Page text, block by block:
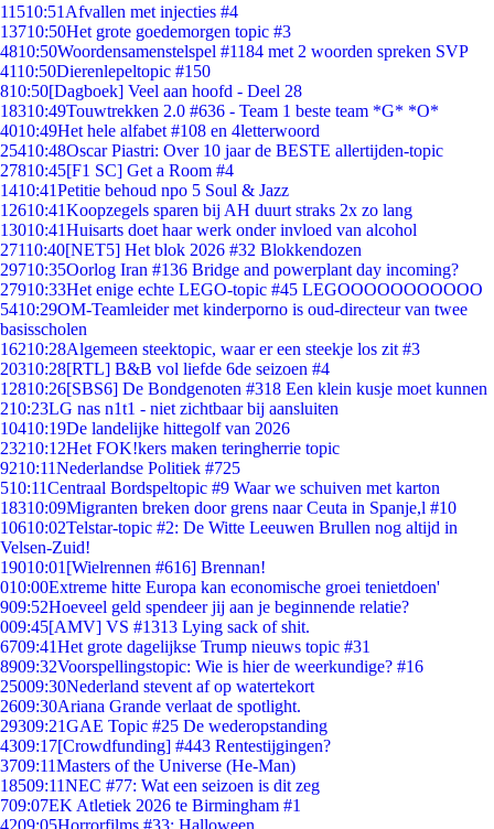
11510:51 Afvallen met injecties #4
13710:50Het grote goedemorgen topic #3
4810:50Woordensamenstelspel #1184 met 2 woorden spreken SVP
4110:50Dierenlepeltopic #150
810:50[Dagboek] Veel aan hoofd - Deel 28
18310:49Touwtrekken 2.0 #636 - Team 1 beste team *G* *O*
4010:49Het hele alfabet #108 en 4letterwoord
25410:48Oscar Piastri: Over 10 jaar de BESTE allertijden-topic
27810:45[F1 SC] Get a Room #4
1410:41Petitie behoud npo 5 Soul & Jazz
12610:41Koopzegels sparen bij AH duurt straks 2x zo lang
13010:41Huisarts doet haar werk onder invloed van alcohol
27110:40[NET5] Het blok 2026 #32 Blokkendozen
29710:35Oorlog Iran #136 Bridge and powerplant day incoming?
27910:33Het enige echte LEGO-topic #45 LEGOOOOOOOOOOO
5410:29OM-Teamleider met kinderporno is oud-directeur van twee
basisscholen
16210:28Algemeen steektopic, waar er een steekje los zit #3
20310:28[RTL] B&B vol liefde 6de seizoen #4
12810:26[SBS6] De Bondgenoten #318 Een klein kusje moet kunnen
210:23LG nas n1t1 - niet zichtbaar bij aansluiten
10410:19De landelijke hittegolf van 2026
23210:12Het FOK!kers maken teringherrie topic
9210:11Nederlandse Politiek #725
510:11Centraal Bordspeltopic #9 Waar we schuiven met karton
18310:09Migranten breken door grens naar Ceuta in Spanje,l #10
10610:02Telstar-topic #2: De Witte Leeuwen Brullen nog altijd in
Velsen-Zuid!
19010:01 [Wielrennen #616] Brennan!
010:00Extreme hitte Europa kan economische groei tenietdoen'
909:52Hoeveel geld spendeer jij aan je beginnende relatie?
009:45[AMV] VS #1313 Lying sack of shit.
6709:41Het grote dagelijkse Trump nieuws topic #31
8909:32Voorspellingstopic: Wie is hier de weerkundige? #16
25009:30Nederland stevent af op watertekort
2609:30Ariana Grande verlaat de spotlight.
29309:21GAE Topic #25 De wederopstanding
4309:17[Crowdfunding] #443 Rentestijgingen?
3709:11Masters of the Universe (He-Man)
18509:11NEC #77: Wat een seizoen is dit zeg
709:07EK Atletiek 2026 te Birmingham #1
4209:05Horrorfilms #33: Halloween